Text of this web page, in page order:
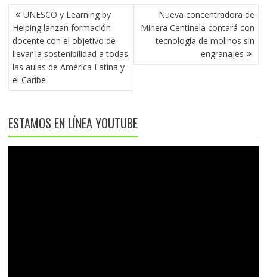
NAVEGACIÓN
DE
ENTRADAS
UNESCO y Learning by
Helping lanzan formación
docente con el objetivo de
llevar la sostenibilidad a todas
las aulas de América Latina y
el Caribe
Nueva concentradora de
Minera Centinela contará con
tecnología de molinos sin
engranajes
ESTAMOS EN LÍNEA YOUTUBE